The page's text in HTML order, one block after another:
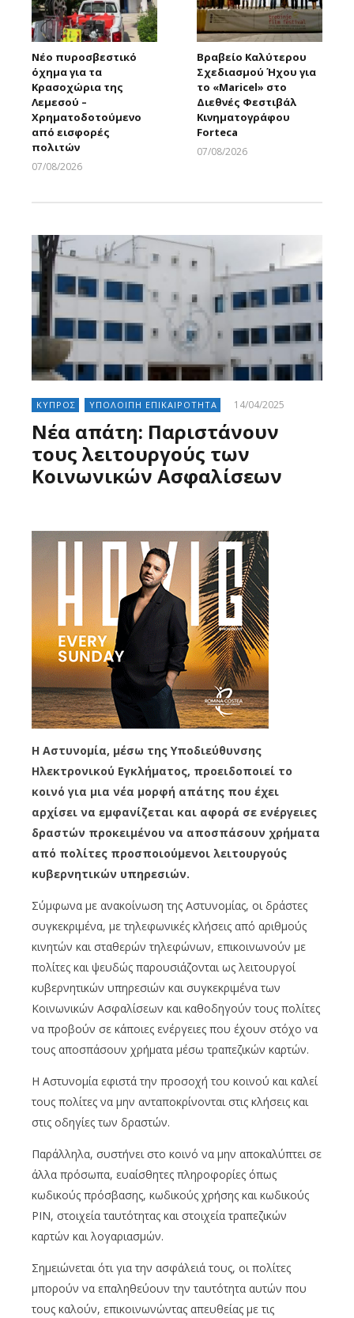
Νέο πυροσβεστικό
όχημα για τα
Κρασοχώρια της
Λεμεσού –
Χρηματοδοτούμενο
από εισφορές
πολιτών
07/08/2026
Βραβείο Καλύτερου
Σχεδιασμού Ήχου για
το «Maricel» στο
Διεθνές Φεστιβάλ
Κινηματογράφου
Forteca
07/08/2026
ΚΥΠΡΟΣ ΥΠΟΛΟΙΠΗ ΕΠΙΚΑΙΡΟΤΗΤΑ 14/04/2025
Νέα απάτη: Παριστάνουν
τους λειτουργούς των
Κοινωνικών Ασφαλίσεων
Η Αστυνομία, μέσω της Υποδιεύθυνσης
Ηλεκτρονικού Εγκλήματος, προειδοποιεί το
κοινό για μια νέα μορφή απάτης που έχει
αρχίσει να εμφανίζεται και αφορά σε ενέργειες
δραστών προκειμένου να αποσπάσουν χρήματα
από πολίτες προσποιούμενοι λειτουργούς
κυβερνητικών υπηρεσιών.
Σύμφωνα με ανακοίνωση της Αστυνομίας, οι δράστες
συγκεκριμένα, με τηλεφωνικές κλήσεις από αριθμούς
κινητών και σταθερών τηλεφώνων, επικοινωνούν με
πολίτες και ψευδώς παρουσιάζονται ως λειτουργοί
κυβερνητικών υπηρεσιών και συγκεκριμένα των
Κοινωνικών Ασφαλίσεων και καθοδηγούν τους πολίτες
να προβούν σε κάποιες ενέργειες που έχουν στόχο να
τους αποσπάσουν χρήματα μέσω τραπεζικών καρτών.
Η Αστυνομία εφιστά την προσοχή του κοινού και καλεί
τους πολίτες να μην ανταποκρίνονται στις κλήσεις και
στις οδηγίες των δραστών.
Παράλληλα, συστήνει στο κοινό να μην αποκαλύπτει σε
άλλα πρόσωπα, ευαίσθητες πληροφορίες όπως
κωδικούς πρόσβασης, κωδικούς χρήσης και κωδικούς
PIN, στοιχεία ταυτότητας και στοιχεία τραπεζικών
καρτών και λογαριασμών.
Σημειώνεται ότι για την ασφάλειά τους, οι πολίτες
μπορούν να επαληθεύουν την ταυτότητα αυτών που
τους καλούν, επικοινωνώντας απευθείας με τις